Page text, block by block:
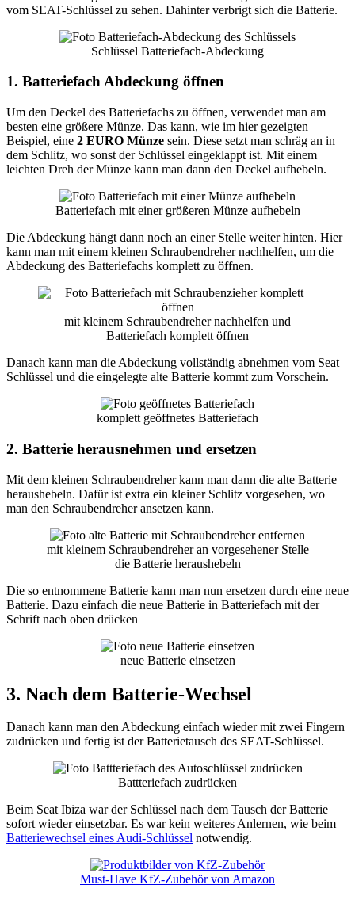
vom SEAT-Schlüssel zu sehen. Dahinter verbrigt sich die Batterie.
Schlüssel Batteriefach-Abdeckung
1. Batteriefach Abdeckung öffnen
Um den Deckel des Batteriefachs zu öffnen, verwendet man am
besten eine größere Münze. Das kann, wie im hier gezeigten
Beispiel, eine 2 EURO Münze sein. Diese setzt man schräg an in
dem Schlitz, wo sonst der Schlüssel eingeklappt ist. Mit einem
leichten Dreh der Münze kann man dann den Deckel aufhebeln.
Batteriefach mit einer größeren Münze aufhebeln
Die Abdeckung hängt dann noch an einer Stelle weiter hinten. Hier
kann man mit einem kleinen Schraubendreher nachhelfen, um die
Abdeckung des Batteriefachs komplett zu öffnen.
mit kleinem Schraubendreher nachhelfen und
Batteriefach komplett öffnen
Danach kann man die Abdeckung vollständig abnehmen vom Seat
Schlüssel und die eingelegte alte Batterie kommt zum Vorschein.
komplett geöffnetes Batteriefach
2. Batterie herausnehmen und ersetzen
Mit dem kleinen Schraubendreher kann man dann die alte Batterie
heraushebeln. Dafür ist extra ein kleiner Schlitz vorgesehen, wo
man den Schraubendreher ansetzen kann.
mit kleinem Schraubendreher an vorgesehener Stelle
die Batterie heraushebeln
Die so entnommene Batterie kann man nun ersetzen durch eine neue
Batterie. Dazu einfach die neue Batterie in Batteriefach mit der
Schrift nach oben drücken
neue Batterie einsetzen
3. Nach dem Batterie-Wechsel
Danach kann man den Abdeckung einfach wieder mit zwei Fingern
zudrücken und fertig ist der Batterietausch des SEAT-Schlüssel.
Battteriefach zudrücken
Beim Seat Ibiza war der Schlüssel nach dem Tausch der Batterie
sofort wieder einsetzbar. Es war kein weiteres Anlernen, wie beim
Batteriewechsel eines Audi-Schlüssel notwendig.
Must-Have KfZ-Zubehör von Amazon